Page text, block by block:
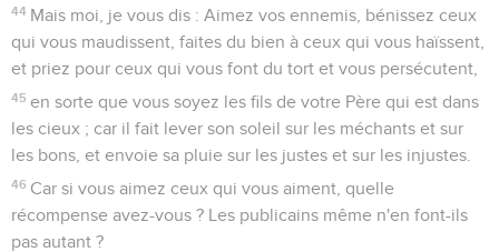
44 Mais moi, je vous dis : Aimez vos ennemis, bénissez ceux
qui vous maudissent, faites du bien à ceux qui vous haïssent,
et priez pour ceux qui vous font du tort et vous persécutent,
45 en sorte que vous soyez les fils de votre Père qui est dans
les cieux ; car il fait lever son soleil sur les méchants et sur
les bons, et envoie sa pluie sur les justes et sur les injustes.
46 Car si vous aimez ceux qui vous aiment, quelle
récompense avez-vous ? Les publicains même n'en font-ils
pas autant ?